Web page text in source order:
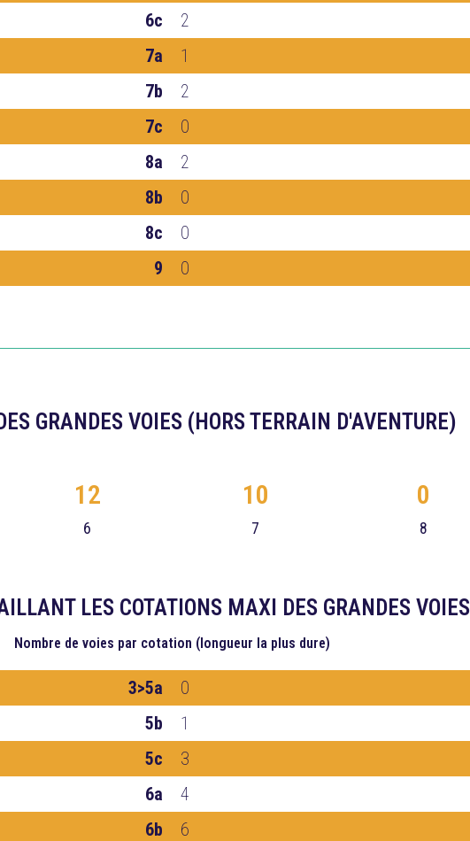
6c
2
7a
1
7b
2
7c
0
8a
2
8b
0
8c
0
9
0
GRANDES VOIES (HORS TERRAIN D'AVENTURE)
6
12
7
10
8
0
LES COTATIONS MAXI DES GRANDES VOIES
Nombre de voies par cotation (longueur la plus dure)
3>5a
0
5b
1
5c
3
6a
4
6b
6